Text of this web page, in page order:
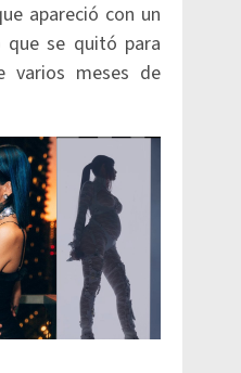
apareció con un
que se quitó para
varios meses de